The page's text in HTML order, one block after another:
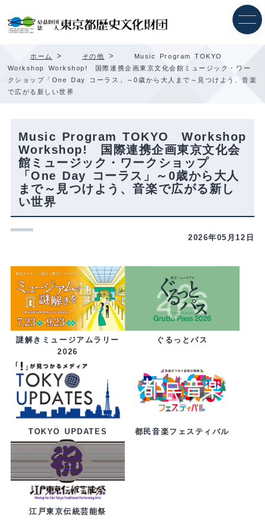
ッ
ホーム > その他 >
Music Program TOKYO
Workshop Workshop! 国際連携企画東京文化会館ミュージック・ワー
クショップ「One Day コーラス」～0歳から大人まで～見つけよう、音楽
で広がる新しい世界
Music Program TOKYO Workshop
Workshop! 国際連携企画東京文化会
館ミュージック・ワークショップ
「One Day コーラス」～0歳から大人
まで～見つけよう、音楽で広がる新し
い世界
2026年05月12日
謎解きミュージアムラリー
2026
ぐるっとパス
TOKYO UPDATES 都民音楽フェスティバル
江戸東京伝統芸能祭